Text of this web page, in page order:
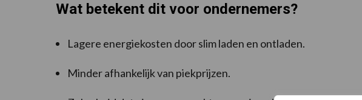
Wat betekent dit voor ondernemers?
Lagere energiekosten door slim laden en ontladen.
Minder afhankelijk van piekprijzen.